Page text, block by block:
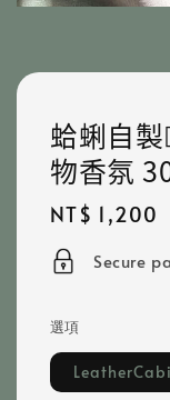
蛤蜊自
物香氛
Regular
price
NT$ 1,200
Secure
選項